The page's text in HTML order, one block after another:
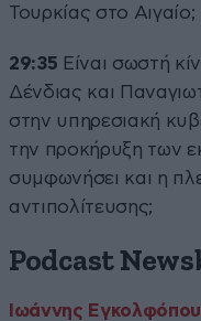
Τουρκίας στο Αιγαίο;
29:35 Είναι σωστή
Δένδιας και
στην υπηρεσιακή
την προκήρυξη των
συμφωνήσει και η
αντιπολίτευσης;
Podcast
Ιωάννης